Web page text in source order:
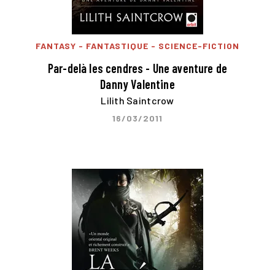
FANTASY - FANTASTIQUE - SCIENCE-FICTION
Par-delà les cendres - Une aventure de
Danny Valentine
Lilith Saintcrow
16/03/2011